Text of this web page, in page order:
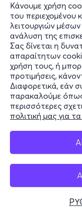
Κάνουμε χρήση
του περιεχομένου
λειτουργιών
ανάλυση της
Σας δίνεται η
απαραίτητων
χρήση τους, ή
προτιμήσεις,
Διαφορετικά, εάν
παρακαλούμε
περισσότερες
πολιτική μας για